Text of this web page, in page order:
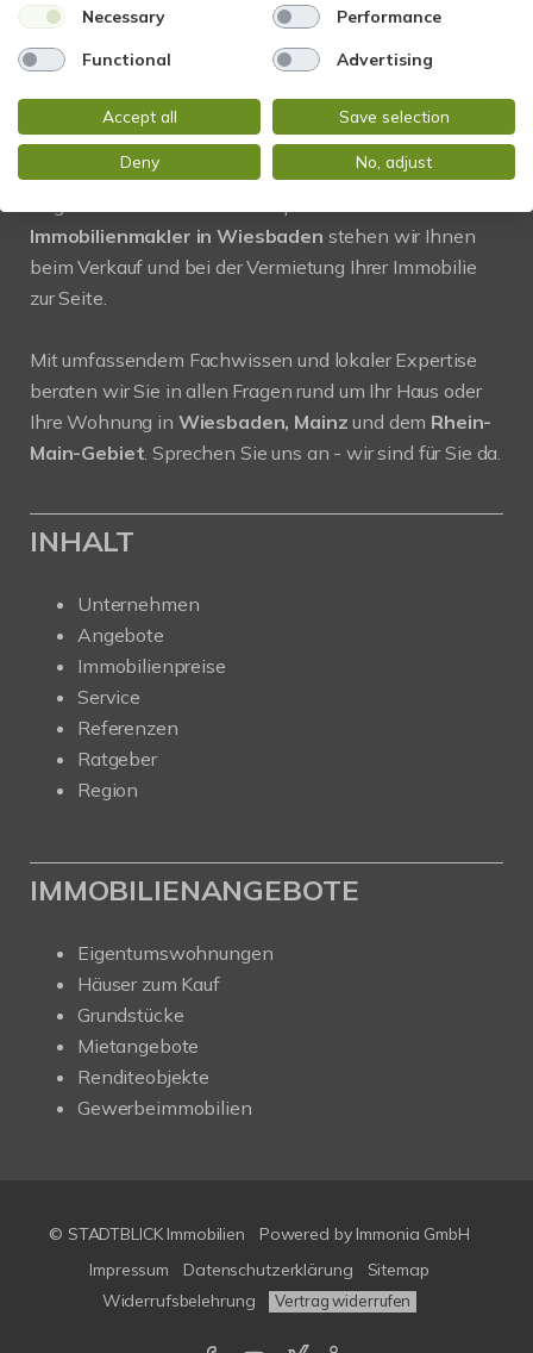
Mail:
info@stadtblick-immobilien.de
Web:
www.stadtblick-immobilien.de
PROFIL
Immobilienmakler in Wiesbaden stehen wir Ihnen
beim Verkauf und bei der Vermietung Ihrer Immobilie
zur Seite.
Mit umfassendem Fachwissen und lokaler Expertise
beraten wir Sie in allen Fragen rund um Ihr Haus oder
Ihre Wohnung in Wiesbaden, Mainzund dem Rhein-
Main-Gebiet. Sprechen Sie uns an - wir sind für Sie da.
INHALT
Unternehmen
Angebote
Immobilienpreise
Service
Referenzen
Ratgeber
Region
IMMOBILIENANGEBOTE
Eigentumswohnungen
Häuser zum Kauf
Grundstücke
Mietangebote
Renditeobjekte
Gewerbeimmobilien
© STADTBLICK Immobilien Powered by Immonia GmbH
Impressum
Datenschutzerklärung
Sitemap
Widerrufsbelehrung
Vertrag widerrufen
Necessary Performance
Functional Advertising
Accept all Save selection
Deny No, adjust